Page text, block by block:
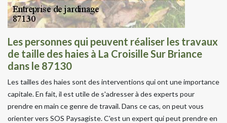
Les personnes qui peuvent réaliser les travaux
de taille des haies à La Croisille Sur Briance
dans le 87130
Les tailles des haies sont des interventions qui ont une importance
capitale. En fait, il est utile de s'adresser à des experts pour
prendre en main ce genre de travail. Dans ce cas, on peut vous
orienter vers SOS Paysagiste. C'est un expert qui peut prendre en